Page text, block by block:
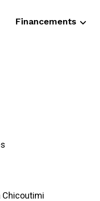
Financements
Chicoutimi